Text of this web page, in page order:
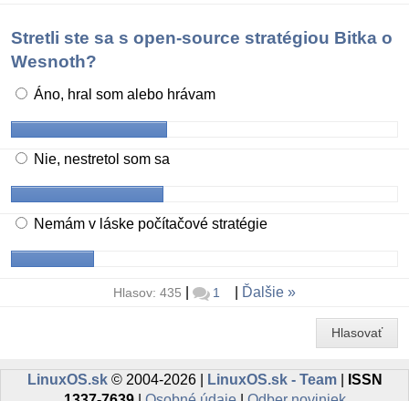
Stretli ste sa s open-source stratégiou Bitka o
Wesnoth?
Áno, hral som alebo hrávam
Nie, nestretol som sa
Nemám v láske počítačové stratégie
Hlasov: 435 1 Ďalšie
Hlasovať
LinuxOS.sk© 2004-2026 | LinuxOS.sk - Team|
ISSN